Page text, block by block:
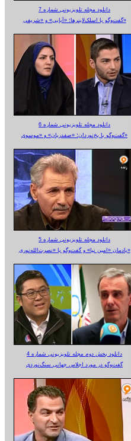
دانلود مجله تلویزیونی شماره 7
گفت‌وگو با اسلک‌لاینرها؛ «آبایی» و «شریفی»
دانلود مجله تلویزیونی شماره 6
گفت‌وگو با یخ‌نوردان؛ «صفدریان» و «موسوی»
دانلود مجله تلویزیونی شماره 5
یادمان «امین نیا» و گفت‌وگو با «نصرت‌الله‌نوری»
دانلود بخش دوم مجله تلویزیونی شماره 4
گفت‌وگو در مورد اجلاس جهانی سنگ‌نوردی